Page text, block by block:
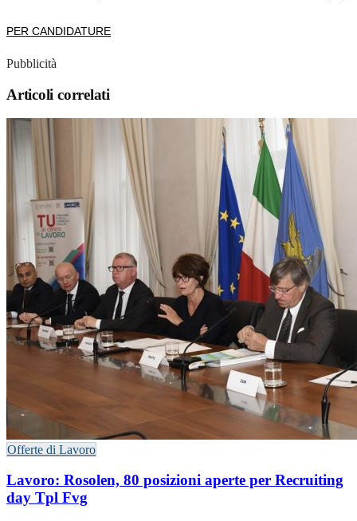
PER CANDIDATURE
Pubblicità
Articoli correlati
Offerte di Lavoro
Lavoro: Rosolen, 80 posizioni aperte per Recruiting
day Tpl Fvg